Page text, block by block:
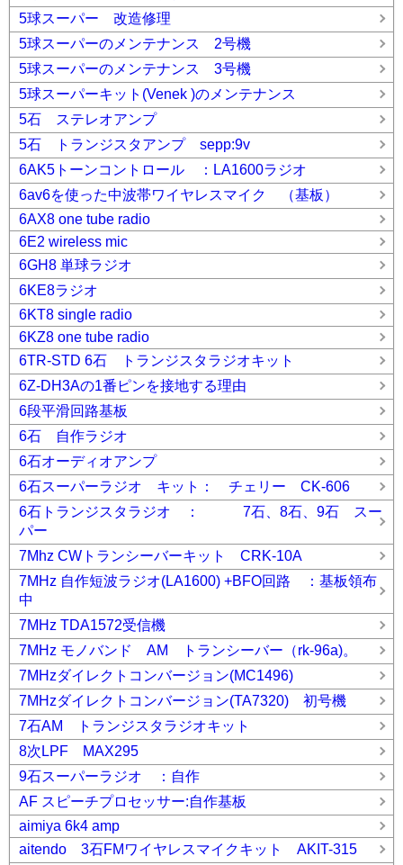
5球スーパー 改造修理
5球スーパーのメンテナンス 2号機
5球スーパーのメンテナンス 3号機
5球スーパーキット(Venek )のメンテナンス
5石 ステレオアンプ
5石 トランジスタアンプ sepp:9v
6AK5トーンコントロール ：LA1600ラジオ
6av6を使った中波帯ワイヤレスマイク （基板）
6AX8 one tube radio
6E2 wireless mic
6GH8 単球ラジオ
6KE8ラジオ
6KT8 single radio
6KZ8 one tube radio
6TR-STD 6石 トランジスタラジオキット
6Z-DH3Aの1番ピンを接地する理由
6段平滑回路基板
6石 自作ラジオ
6石オーディオアンプ
6石スーパーラジオ キット： チェリー CK-606
6石トランジスタラジオ ： 7石、8石、9石 スー
パー
7Mhz CWトランシーバーキット CRK-10A
7MHz 自作短波ラジオ(LA1600) +BFO回路 ：基板領布
中
7MHz TDA1572受信機
7MHz モノバンド AM トランシーバー（rk-96a)。
7MHzダイレクトコンバージョン(MC1496)
7MHzダイレクトコンバージョン(TA7320) 初号機
7石AM トランジスタラジオキット
8次LPF MAX295
9石スーパーラジオ ：自作
AF スピーチプロセッサー:自作基板
aimiya 6k4 amp
aitendo 3石FMワイヤレスマイクキット AKIT-315